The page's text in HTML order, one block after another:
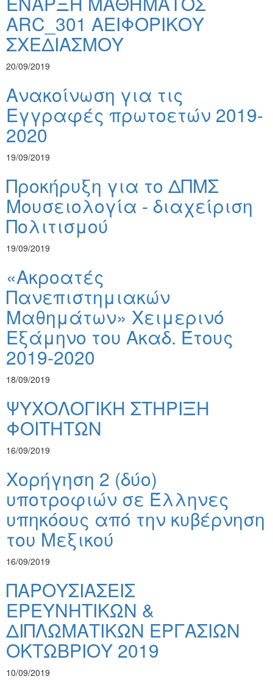
ARC_301 ΑΕΙΦΟΡΙΚΟΥ
ΣΧΕΔΙΑΣΜΟΥ
20/09/2019
Ανακοίνωση για τις
Εγγραφές πρωτοετών 2019-
2020
19/09/2019
Προκήρυξη για το ΔΠΜΣ
Μουσειολογία - διαχείριση
Πολιτισμού
19/09/2019
«Ακροατές
Πανεπιστημιακών
Μαθημάτων» Χειμερινό
Εξάμηνο του Ακαδ. Έτους
2019-2020
18/09/2019
ΨΥΧΟΛΟΓΙΚΗ ΣΤΗΡΙΞΗ
ΦΟΙΤΗΤΩΝ
16/09/2019
Χορήγηση 2 (δύο)
υποτροφιών σε Έλληνες
υπηκόους από την κυβέρνηση
του Μεξικού
16/09/2019
ΠΑΡΟΥΣΙΑΣΕΙΣ
ΕΡΕΥΝΗΤΙΚΩΝ &
ΔΙΠΛΩΜΑΤΙΚΩΝ ΕΡΓΑΣΙΩΝ
ΟΚΤΩΒΡΙΟΥ 2019
10/09/2019